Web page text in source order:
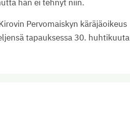
hän ei tehnyt niin.
Pervomaiskyn käräjäoikeus
tapauksessa 30. huhtikuuta